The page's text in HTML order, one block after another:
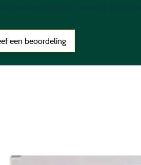
eerste die een beoordeling
een beoordeling